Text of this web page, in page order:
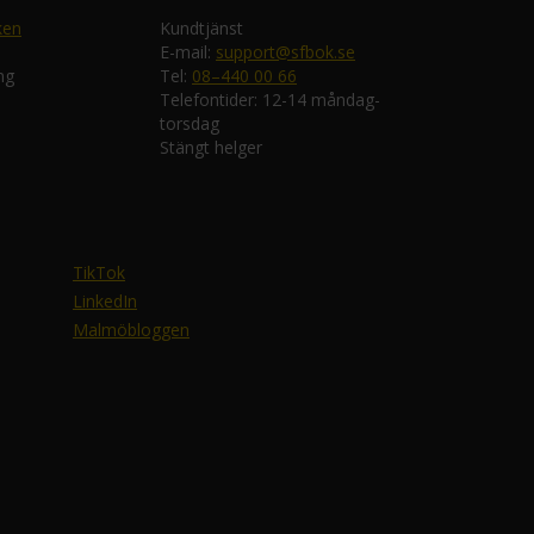
Kundtjänst
E-mail: support@sfbok.se
Tel: 08–440 00 66
Telefontider: 12-14 måndag-
torsdag
Stängt helger
TikTok
LinkedIn
Malmöbloggen